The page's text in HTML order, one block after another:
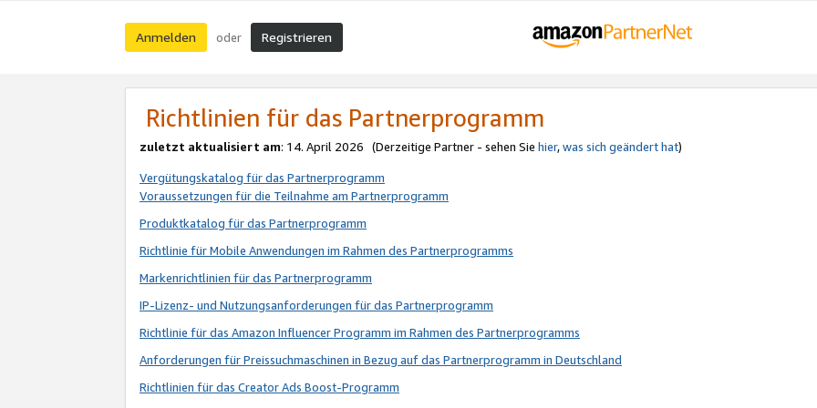
Anmelden oder Registrieren
Richtlinien für das Partnerprogramm
zuletzt aktualisiert am: 14. April 2026 (Derzeitige Partner - sehen Sie hier,was sich geändert hat)
Vergütungskatalog für das Partnerprogramm
Voraussetzungen für die Teilnahme am Partnerprogramm
Produktkatalog für das Partnerprogramm
Richtlinie für Mobile Anwendungen im Rahmen des Partnerprogramms
Markenrichtlinien für das Partnerprogramm
IP-Lizenz- und Nutzungsanforderungen für das Partnerprogramm
Richtlinie für das Amazon Influencer Programm im Rahmen des Partnerprogramms
Anforderungen für Preissuchmaschinen in Bezug auf das Partnerprogramm in Deutschland
Richtlinien für das Creator Ads Boost-Programm